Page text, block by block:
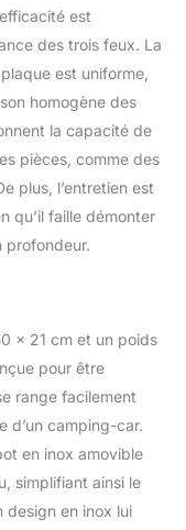
:
selon la
est
d'un
piezzo
d'un
en inox et
plaque de
en inox de
d'épaisseur.
TONIO
teste et
ses
sur le sol
au sein de
situés
Dax dans
(40).
est
des trois feux. La
est uniforme,
homogène des
la capacité de
pièces, comme des
plus, l’entretien est
qu’il faille démonter
profondeur.
x 21 cm et un poids
pour être
range facilement
d’un camping-car.
en inox amovible
simplifiant ainsi le
design en inox lui